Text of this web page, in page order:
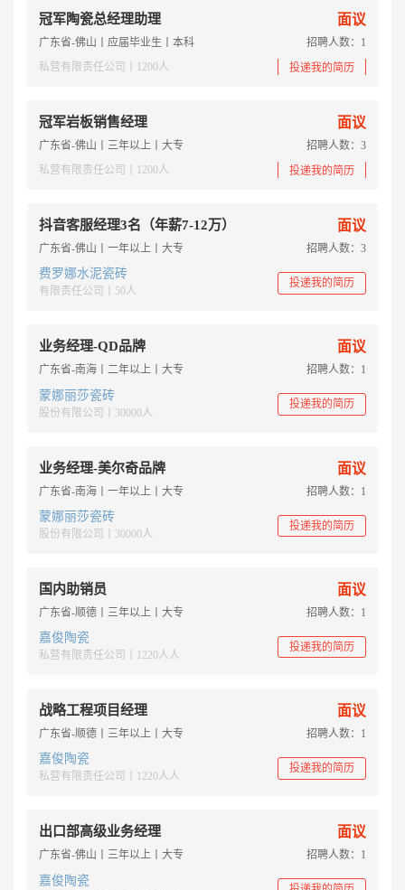
冠军陶瓷总经理助理 面议
广东省-佛山丨应届毕业生丨本科
招聘人数：1
私营有限责任公司丨1200人
投递我的简历
冠军岩板销售经理 面议
广东省-佛山丨三年以上丨大专
招聘人数：3
私营有限责任公司丨1200人
投递我的简历
抖音客服经理3名（年薪7-12万） 面议
广东省-佛山丨一年以上丨大专 招聘人数：3
费罗娜水泥瓷砖
有限责任公司丨50人
投递我的简历
业务经理-QD品牌 面议
广东省-南海丨二年以上丨大专 招聘人数：1
蒙娜丽莎瓷砖
股份有限公司丨30000人
投递我的简历
业务经理-美尔奇品牌 面议
广东省-南海丨一年以上丨大专 招聘人数：1
蒙娜丽莎瓷砖
股份有限公司丨30000人
投递我的简历
国内助销员 面议
广东省-顺德丨三年以上丨大专 招聘人数：1
嘉俊陶瓷
私营有限责任公司丨1220人人
投递我的简历
战略工程项目经理 面议
广东省-顺德丨三年以上丨大专 招聘人数：1
嘉俊陶瓷
私营有限责任公司丨1220人人
投递我的简历
出口部高级业务经理 面议
广东省-佛山丨三年以上丨大专 招聘人数：1
嘉俊陶瓷